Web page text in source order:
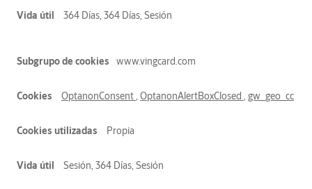
364 Días, 364 Días, Sesión
www.vingcard.com
OptanonConsent, OptanonAlertBoxClosed , gw_geo_cc
Propia
Sesión, 364 Días, Sesión